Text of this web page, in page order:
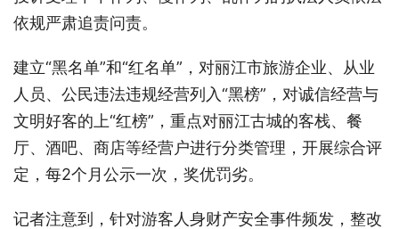
依规严肃追责问责。
建立“黑名单”和“红名单”，对丽江市旅游企业、从业
人员、公民违法违规经营列入“黑榜”，对诚信经营与
文明好客的上“红榜”，重点对丽江古城的客栈、餐
厅、酒吧、商店等经营户进行分类管理，开展综合评
定，每2个月公示一次，奖优罚劣。
记者注意到，针对游客人身财产安全事件频发，整改